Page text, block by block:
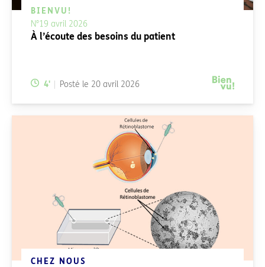
BIENVU!
N°19 avril 2026
À l’écoute des besoins du patient
Temps de lecture:
4' Posté le 20 avril 2026
CHEZ NOUS